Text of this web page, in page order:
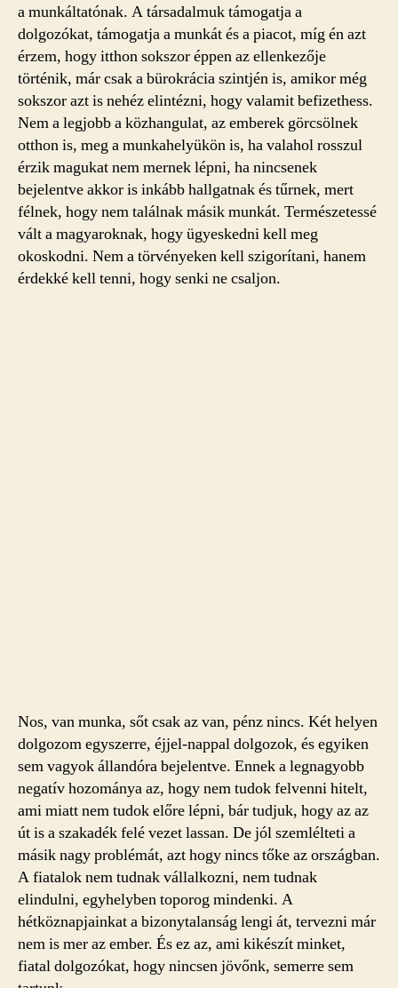
a munkáltatónak. A társadalmuk támogatja a
dolgozókat, támogatja a munkát és a piacot, míg én azt
érzem, hogy itthon sokszor éppen az ellenkezője
történik, már csak a bürokrácia szintjén is, amikor még
sokszor azt is nehéz elintézni, hogy valamit befizethess.
Nem a legjobb a közhangulat, az emberek görcsölnek
otthon is, meg a munkahelyükön is, ha valahol rosszul
érzik magukat nem mernek lépni, ha nincsenek
bejelentve akkor is inkább hallgatnak és tűrnek, mert
félnek, hogy nem találnak másik munkát. Természetessé
vált a magyaroknak, hogy ügyeskedni kell meg
okoskodni. Nem a törvényeken kell szigorítani, hanem
érdekké kell tenni, hogy senki ne csaljon.
Nos, van munka, sőt csak az van, pénz nincs. Két helyen
dolgozom egyszerre, éjjel-nappal dolgozok, és egyiken
sem vagyok állandóra bejelentve. Ennek a legnagyobb
negatív hozománya az, hogy nem tudok felvenni hitelt,
ami miatt nem tudok előre lépni, bár tudjuk, hogy az az
út is a szakadék felé vezet lassan. De jól szemlélteti a
másik nagy problémát, azt hogy nincs tőke az országban.
A fiatalok nem tudnak vállalkozni, nem tudnak
elindulni, egyhelyben toporog mindenki. A
hétköznapjainkat a bizonytalanság lengi át, tervezni már
nem is mer az ember. És ez az, ami kikészít minket,
fiatal dolgozókat, hogy nincsen jövőnk, semerre sem